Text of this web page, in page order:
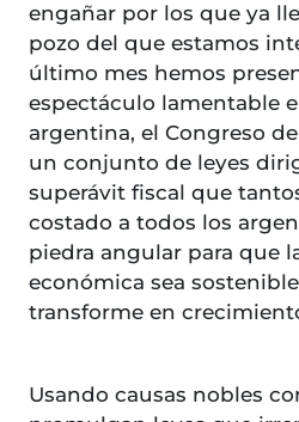
engañar por los que ya
pozo del que estamos
último mes hemos
espectáculo lamentable
argentina, el Congreso
un conjunto de leyes
superávit fiscal que
costado a todos los
piedra angular para que
económica sea
transforme en
Usando causas nobles